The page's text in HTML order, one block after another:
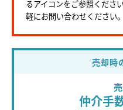
るアイコンをご参照くださ
軽にお問い合わせください。
売却時
仲介手